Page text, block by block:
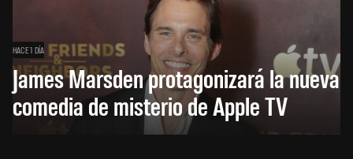
HACE 1 DÍA
James Marsden protagonizará la nueva
comedia de misterio de Apple TV